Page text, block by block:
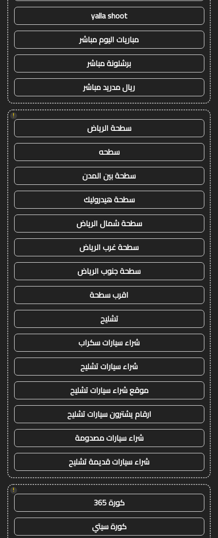
yalla shoot
مباريات اليوم مباشر
برشلونة مباشر
ريال مدريد مباشر
!
سطحة الرياض
سطحه
سطحة بين المدن
سطحة هيدروليك
سطحة شمال الرياض
سطحة غرب الرياض
سطحة جنوب الرياض
اقرب سطحة
تشليح
شراء سيارات سكراب
شراء سيارات تشليح
موقع شراء سيارات تشليح
ارقام يشترون سيارات تشليح
شراء سيارات مصدومة
شراء سيارات قديمة تشليح
!
كورة 365
كورة سيتي